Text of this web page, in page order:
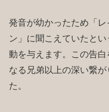
発音が幼かったため「
ン」に聞こえていたと
動を与えます。この告
なる兄弟以上の深い繋
た。